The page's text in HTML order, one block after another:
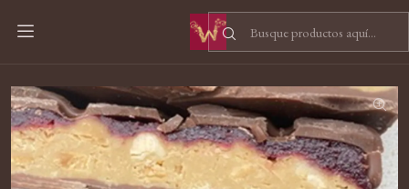
Chocolate Dessert Bars
Dessert Bar: American Breakfast Mylk 41% cacao